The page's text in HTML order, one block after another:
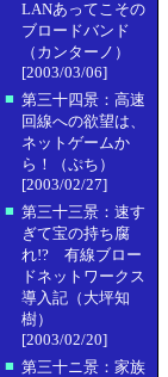
LANあってこその
ブロードバンド
（カンターノ）
[2003/03/06]
■ 第三十四景：高速
回線への欲望は、
ネットゲームか
ら！（ぷち）
[2003/02/27]
■ 第三十三景：速す
ぎて宝の持ち腐
れ!? 有線ブロー
ドネットワークス
導入記（大坪知
樹）
[2003/02/20]
■ 第三十ニ景：家族